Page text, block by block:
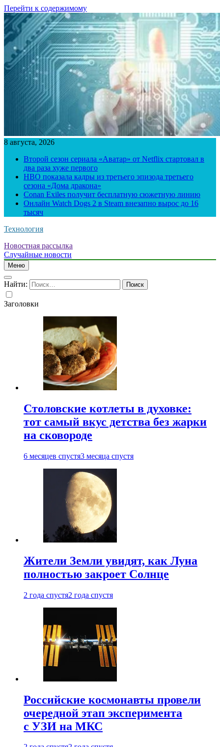
Перейти к содержимому
8 августа, 2026
Второй сезон сериала «Аватар» от Netflix стартовал в
два раза хуже первого
HBO показала кадры из третьего эпизода третьего
сезона «Дома дракона»
Conan Exiles получит бесплатную сюжетную линию
Онлайн Watch Dogs 2 в Steam внезапно вырос до 16
тысяч
Технология
Новостная рассылка
Случайные новости
Меню
Найти:
Заголовки
Столовские котлеты в духовке:
тот самый вкус детства без жарки
на сковороде
6 месяцев спустя3 месяца спустя
Жители Земли увидят, как Луна
полностью закроет Солнце
2 года спустя2 года спустя
Российские космонавты провели
очередной этап эксперимента
с УЗИ на МКС